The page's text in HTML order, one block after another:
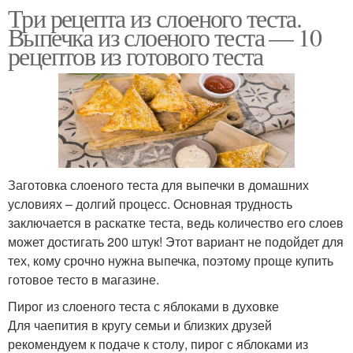
Три рецепта из слоеного теста.
Выпечка из слоеного теста — 10
рецептов из готового теста
Заготовка слоеного теста для выпечки в домашних
условиях – долгий процесс. Основная трудность
заключается в раскатке теста, ведь количество его слоев
может достигать 200 штук! Этот вариант не подойдет для
тех, кому срочно нужна выпечка, поэтому проще купить
готовое тесто в магазине.
Пирог из слоеного теста с яблоками в духовке
Для чаепития в кругу семьи и близких друзей
рекомендуем к подаче к столу, пирог с яблоками из